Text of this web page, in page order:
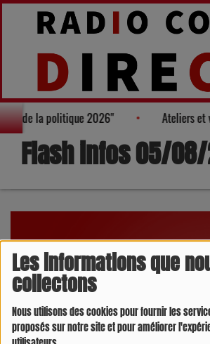
Les informations que
collectons
Nous utilisons des cookies pour fournir les
proposés sur notre site et pour améliorer
de la politique 2026" Ateliers
Flash infos 05/